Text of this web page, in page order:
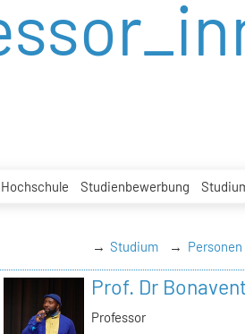
Hochschule Studienbewerbung
Studium Personen
Prof. Dr
Professor